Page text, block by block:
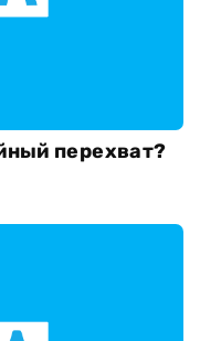
перехват?